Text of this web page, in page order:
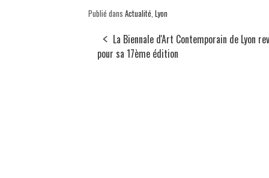
Publié dans Actualité Lyon
La Biennale d'Art Contemporain de Lyon
pour sa 17ème édition